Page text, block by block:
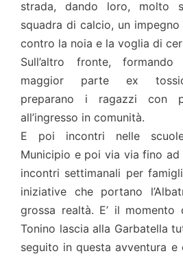
strada, dando loro, molto
squadra di calcio, un
contro la noia e la voglia di
Sull’altro fronte,
maggior parte ex
preparano i ragazzi con
all’ingresso in comunità.
E poi incontri nelle
Municipio e poi via via fino ad
incontri settimanali per
iniziative che portano
grossa realtà. E’ il
Tonino lascia alla Garbatella
seguito in questa avventura